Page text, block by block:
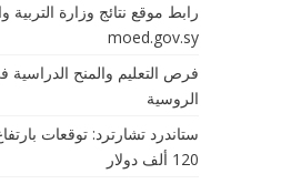
رابط موقع نتائج وزارة التربية
moed.gov.sy
فرص التعليم والمنح الدراسية
الروسية
ستاندرد تشارترد: توقعات
120 ألف دولار